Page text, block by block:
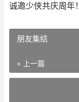
诚邀少侠共庆周年！
朋友集结
« 上一篇